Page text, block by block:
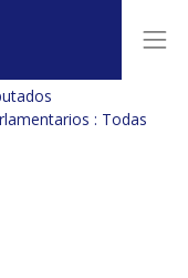
: Todas